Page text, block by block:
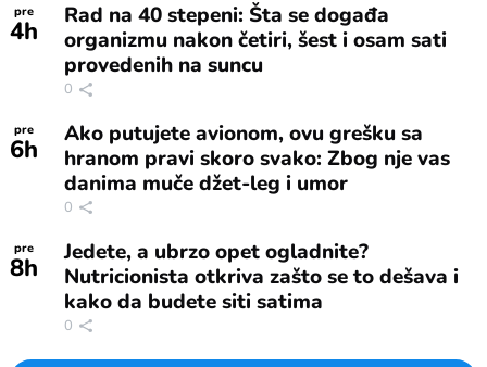
pre
4h
Rad na 40 stepeni: Šta se događa
organizmu nakon četiri, šest i osam sati
provedenih na suncu
0
pre
6h
Ako putujete avionom, ovu grešku sa
hranom pravi skoro svako: Zbog nje vas
danima muče džet-leg i umor
0
pre
8h
Jedete, a ubrzo opet ogladnite?
Nutricionista otkriva zašto se to dešava i
kako da budete siti satima
0